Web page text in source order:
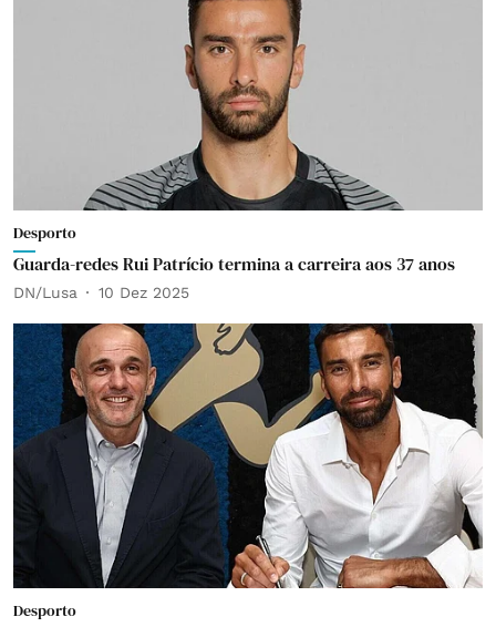
Desporto
Guarda-redes Rui Patrício termina a carreira aos 37 anos
DN/Lusa 10 Dez 2025
Desporto